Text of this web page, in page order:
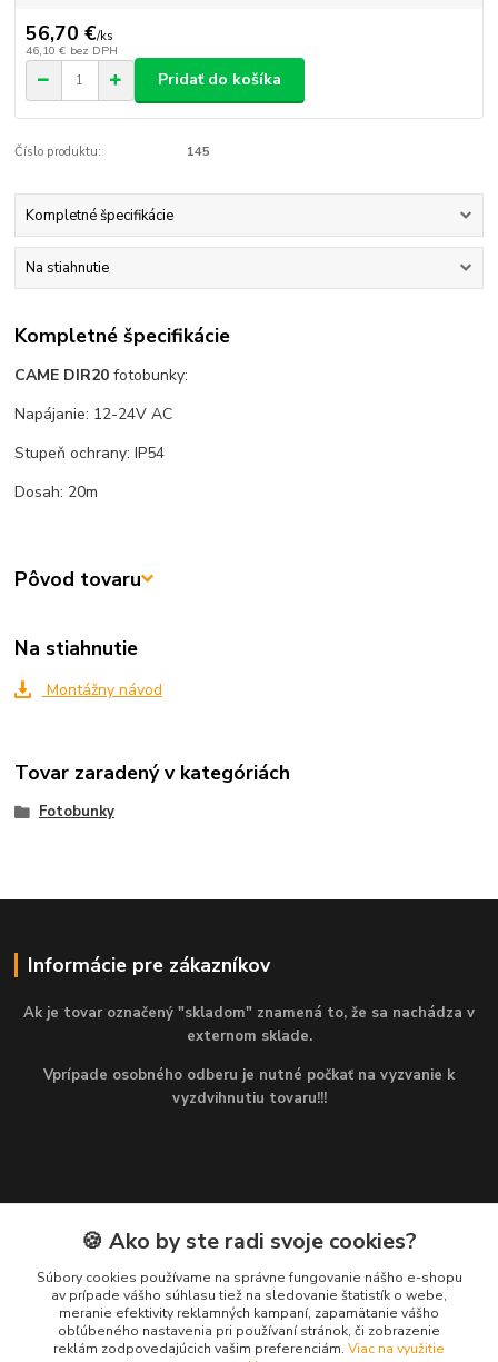
56,70 €/ks
46,10 € bez DPH
Pridať do košíka
Číslo produktu: 145
Kompletné špecifikácie
Na stiahnutie
Kompletné špecifikácie
CAME DIR20 fotobunky:
Napájanie: 12-24V AC
Stupeň ochrany: IP54
Dosah: 20m
Pôvod tovaru
Na stiahnutie
Montážny návod
Tovar zaradený v kategóriách
Fotobunky
Informácie pre zákazníkov
Ak je tovar označený "skladom" znamená to, že sa nachádza v
externom sklade.
Vprípade osobného odberu je nutné počkať na vyzvanie k
vyzdvihnutiu tovaru!!!
Kontakty
Martin
+421 949 143 523
(Po-Pia, 8-16 hod.)
🍪 Ako by ste radi svoje cookies?
Súbory cookies používame na správne fungovanie nášho e-shopu
av prípade vášho súhlasu tiež na sledovanie štatistík o webe,
meranie efektivity reklamných kampaní, zapamätanie vášho
obľúbeného nastavenia pri používaní stránok, či zobrazenie
reklám zodpovedajúcich vašim preferenciám. Viac na využitie